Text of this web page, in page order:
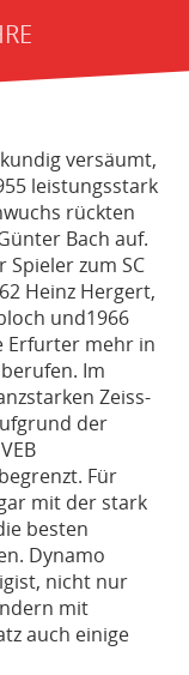
versäumt,
leistungsstark
rückten
Bach auf.
Spieler zum SC
Heinz Hergert,
und1966
Erfurter mehr in
Im
Zeiss-
der
Für
mit der stark
besten
Dynamo
nicht nur
mit
auch einige